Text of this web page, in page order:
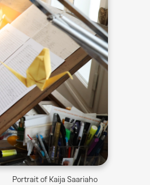
Portrait of Kaija Saariaho